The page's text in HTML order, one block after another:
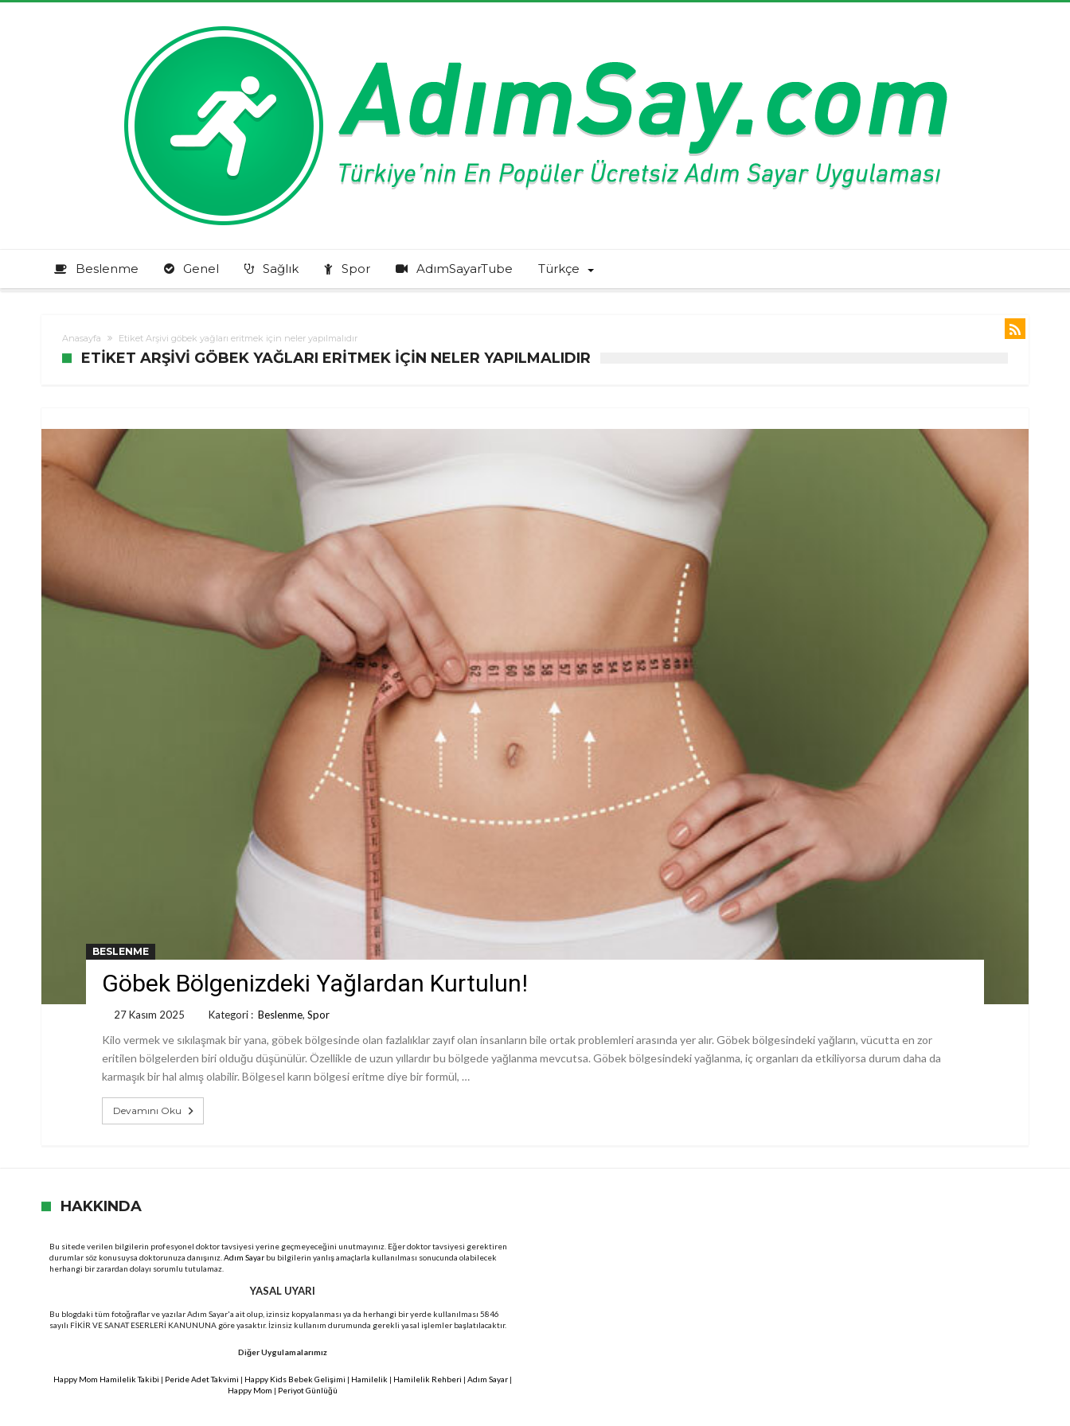
Beslenme Genel Sağlık Spor AdımSayarTube Türkçe
Anasayfa Etiket Arşivi göbek yağları eritmek için neler yapılmalıdır
ETIKET ARŞIVI GÖBEK YAĞLARI ERITMEK IÇIN NELER YAPILMALIDIR
BESLENME
Göbek Bölgenizdeki Yağlardan Kurtulun!
27 Kasım 2025 Kategori : Beslenme, Spor
Kilo vermek ve sıkılaşmak bir yana, göbek bölgesinde olan fazlalıklar zayıf olan insanların bile ortak problemleri arasında yer alır. Göbek bölgesindeki yağların, vücutta en zor
eritilen bölgelerden biri olduğu düşünülür. Özellikle de uzun yıllardır bu bölgede yağlanma mevcutsa. Göbek bölgesindeki yağlanma, iç organları da etkiliyorsa durum daha da
karmaşık bir hal almış olabilir. Bölgesel karın bölgesi eritme diye bir formül, …
Devamını Oku
HAKKINDA
Bu sitede verilen bilgilerin profesyonel doktor tavsiyesi yerine geçmeyeceğini unutmayınız. Eğer doktor tavsiyesi gerektiren
durumlar söz konusuysa doktorunuza danışınız. Adım Sayar bu bilgilerin yanlış amaçlarla kullanılması sonucunda olabilecek
herhangi bir zarardan dolayı sorumlu tutulamaz.
YASAL UYARI
Bu blogdaki tüm fotoğraflar ve yazılar Adım Sayar'a ait olup, izinsiz kopyalanması ya da herhangi bir yerde kullanılması 5846
sayılı FİKİR VE SANAT ESERLERİ KANUNUNA göre yasaktır. İzinsiz kullanım durumunda gerekli yasal işlemler başlatılacaktır.
Diğer Uygulamalarımız
Happy Mom Hamilelik Takibi | Peride Adet Takvimi | Happy Kids Bebek Gelişimi | Hamilelik | Hamilelik Rehberi | Adım Sayar|
Happy Mom | Periyot Günlüğü